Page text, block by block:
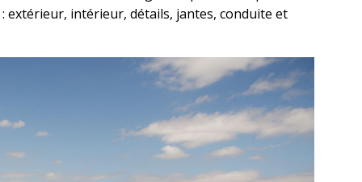
: extérieur, intérieur, détails, jantes, conduite et